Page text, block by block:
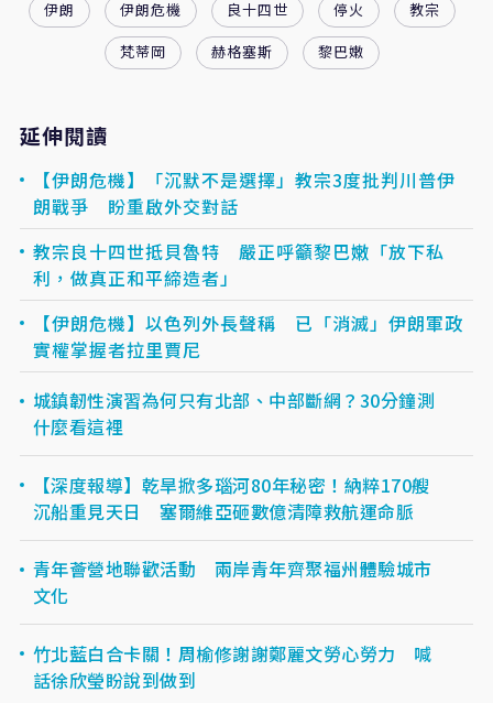
伊朗 伊朗危機 良十四世 停火
教宗
梵蒂岡
赫格塞斯 黎巴嫩
延伸閱讀
【伊朗危機】「沉默不是選擇」教宗3度批判川普伊
朗戰爭 盼重啟外交對話
教宗良十四世抵貝魯特 嚴正呼籲黎巴嫩「放下私
利，做真正和平締造者」
【伊朗危機】以色列外長聲稱 已「消滅」伊朗軍政
實權掌握者拉里賈尼
城鎮韌性演習為何只有北部、中部斷網？30分鐘測
什麼看這裡
【深度報導】乾旱掀多瑙河80年秘密！納粹170艘
沉船重見天日 塞爾維亞砸數億清障救航運命脈
青年薈營地聯歡活動 兩岸青年齊聚福州體驗城市
文化
竹北藍白合卡關！周榆修謝謝鄭麗文勞心勞力 喊
話徐欣瑩盼說到做到